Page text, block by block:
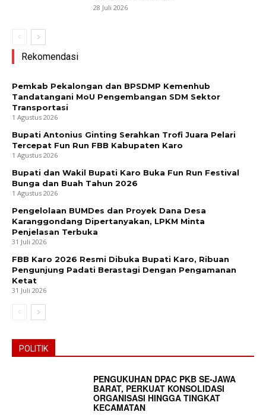
28 Juli 2026
Rekomendasi
Pemkab Pekalongan dan BPSDMP Kemenhub
Tandatangani MoU Pengembangan SDM Sektor
Transportasi
1 Agustus 2026
Bupati Antonius Ginting Serahkan Trofi Juara Pelari
Tercepat Fun Run FBB Kabupaten Karo
1 Agustus 2026
Bupati dan Wakil Bupati Karo Buka Fun Run Festival
Bunga dan Buah Tahun 2026
1 Agustus 2026
Pengelolaan BUMDes dan Proyek Dana Desa
Karanggondang Dipertanyakan, LPKM Minta
Penjelasan Terbuka
31 Juli 2026
FBB Karo 2026 Resmi Dibuka Bupati Karo, Ribuan
Pengunjung Padati Berastagi Dengan Pengamanan
Ketat
31 Juli 2026
POLITIK
PENGUKUHAN DPAC PKB SE-JAWA
BARAT, PERKUAT KONSOLIDASI
ORGANISASI HINGGA TINGKAT
KECAMATAN